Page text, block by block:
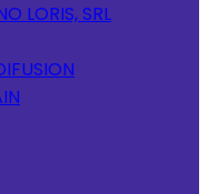
LORIS, SRL